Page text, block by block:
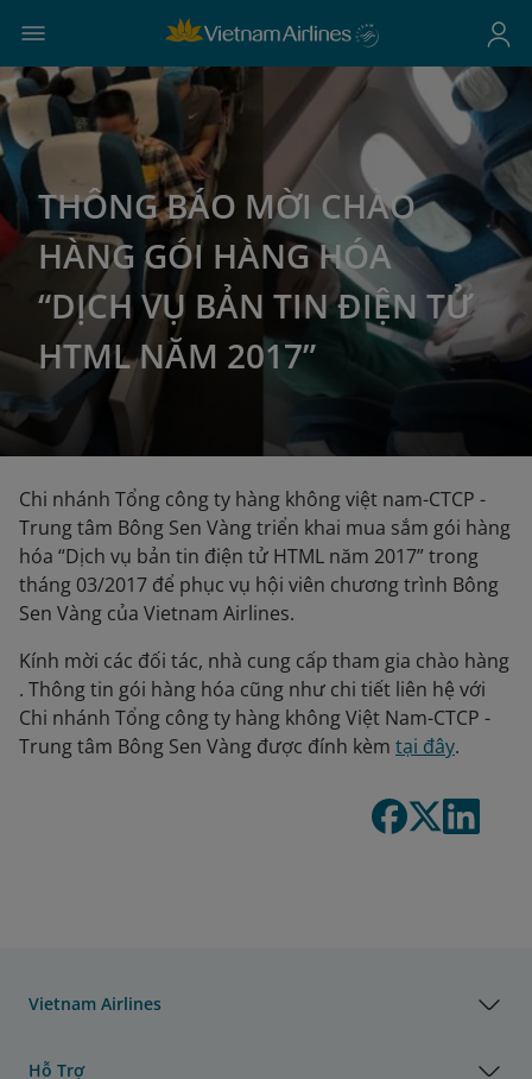
THÔNG BÁO MỜI CHÀO
HÀNG GÓI HÀNG HÓA
“DỊCH VỤ BẢN TIN ĐIỆN TỬ
HTML NĂM 2017”
Chi nhánh Tổng công ty hàng không việt nam-CTCP -
Trung tâm Bông Sen Vàng triển khai mua sắm gói hàng
hóa “Dịch vụ bản tin điện tử HTML năm 2017” trong
tháng 03/2017 để phục vụ hội viên chương trình Bông
Sen Vàng của Vietnam Airlines.
Kính mời các đối tác, nhà cung cấp tham gia chào hàng
. Thông tin gói hàng hóa cũng như chi tiết liên hệ với
Chi nhánh Tổng công ty hàng không Việt Nam-CTCP -
Trung tâm Bông Sen Vàng được đính kèm tại đây.
Vietnam Airlines
Hỗ Trợ